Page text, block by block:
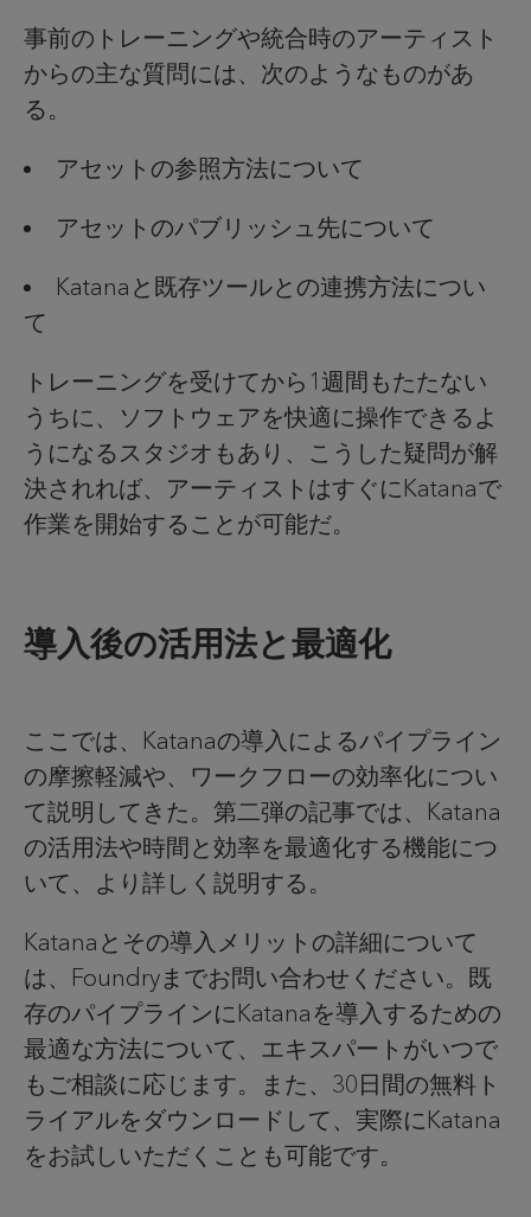
事前のトレーニングや統合時のアーティスト
からの主な質問には、次のようなものがあ
る。
アセットの参照方法について
アセットのパブリッシュ先について
Katanaと既存ツールとの連携方法につい
て
トレーニングを受けてから1週間もたたない
うちに、ソフトウェアを快適に操作できるよ
うになるスタジオもあり、こうした疑問が解
決されれば、アーティストはすぐにKatanaで
作業を開始することが可能だ。
導入後の活用法と最適化
ここでは、Katanaの導入によるパイプライン
の摩擦軽減や、ワークフローの効率化につい
て説明してきた。第二弾の記事では、Katana
の活用法や時間と効率を最適化する機能につ
いて、より詳しく説明する。
Katanaとその導入メリットの詳細について
は、Foundryまでお問い合わせください。既
存のパイプラインにKatanaを導入するための
最適な方法について、エキスパートがいつで
もご相談に応じます。また、30日間の無料ト
ライアルをダウンロードして、実際にKatana
をお試しいただくことも可能です。